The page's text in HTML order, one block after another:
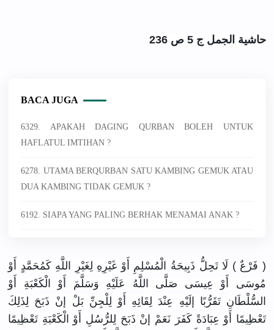
حاشية الجمل ج 5 ص 236
BACA JUGA
6329. APAKAH DAGING QURBAN BOLEH UNTUK
HAFLATUL IMTIHAN ?
6278. UTAMA BERQURBAN SATU KAMBING GEMUK ATAU
DUA KAMBING TIDAK GEMUK ?
6192. SIAPA YANG PALING BERHAK MENAMAI ANAK ?
( فَرْعٌ ) لَا تَحِلُّ ذَبِيحَةُ الْمُسْلِمِ أَوْ غَيْرِهِ لِغَيْرِ اللَّهِ كَمُحَمَّدٍ أَوْ
مُوسَى أَوْ عِيسَى صَلَّى اللَّهُ عَلَيْهِ وَسَلَّمَ أَوْ الْكَعْبَةِ أَوْ
السُّلْطَانِ تَقَرُّبًا إلَيْهِ عِنْدَ لِقَائِهِ أَوْ لِلْجِنِّ بَلْ إنْ ذَبَحَ لِذَلِكَ
تَعْظِيمًا أَوْ عِبَادَةً كَفَرَ نَعَمْ إنْ ذَبَحَ لِلرُّسُلِ أَوْ الْكَعْبَةِ تَعْظِيمًا